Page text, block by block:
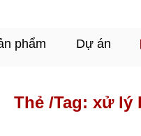
phẩm Dự án
Thẻ /Tag: xử lý